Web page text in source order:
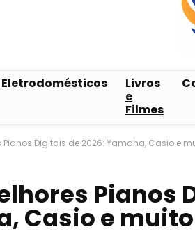
Eletrodomésticos
Livros
e
Filmes
Pianos Digitais de 2026: Yamaha, Casio e
Pianos
Casio e